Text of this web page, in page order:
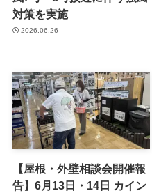
対策を実施
2026.06.26
【屋根・外壁相談会開催報
告】6月13日・14日 カイン